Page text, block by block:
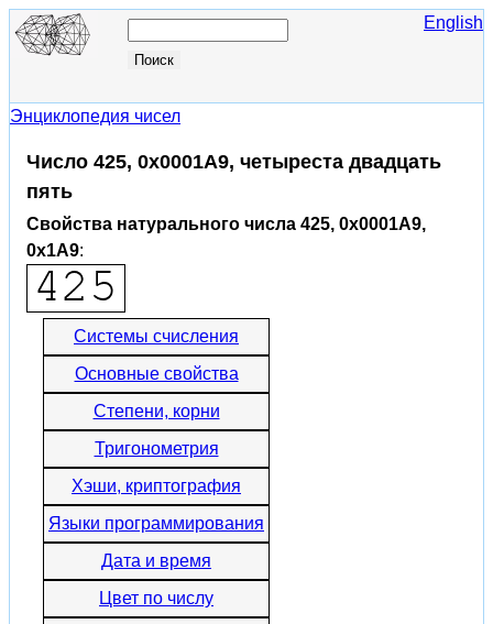
English
Энциклопедия чисел
Число 425, 0x0001A9, четыреста двадцать
пять
Свойства натурального числа 425, 0x0001A9,
0x1A9:
Системы счисления
Основные свойства
Степени, корни
Тригонометрия
Хэши, криптография
Языки программирования
Дата и время
Цвет по числу